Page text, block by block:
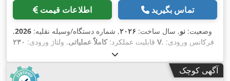
اطلاعات قیمت تماس بگیرید
وضعیت: نو, سال ساخت: ۲۰۲۶, شماره دستگاه/وسیله نقلیه: 2026
,
قابلیت عملکرد:کاملاً عملیاتی, ولتاژ ورودی: ۲۳۰ V , فرکانس ورودی:
, نوع جریان ورودی:تهویه مطبوع
راهنما, نشان CE,
آگهی کوچک